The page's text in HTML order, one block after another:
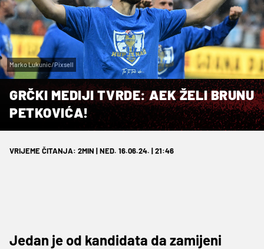
Marko Lukunic/Pixsell
GRČKI MEDIJI TVRDE: AEK ŽELI BRUNU
PETKOVIĆA!
VRIJEME ČITANJA: 2MIN | NED. 16.06.24. | 21:46
Jedan je od kandidata da zamijeni